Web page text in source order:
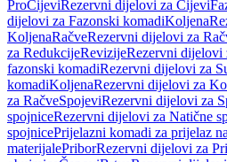
ProCijeviRezervni dijelovi za Cijevi
dijelovi za Fazonski komadiKoljena
KoljenaRačveRezervni dijelovi za
za RedukcijeRevizijeRezervni dijelovi
fazonski komadiRezervni dijelovi za
komadiKoljenaRezervni dijelovi za
za RačveSpojeviRezervni dijelovi za
spojniceRezervni dijelovi za Natične
spojnicePrijelazni komadi za prijelaz
materijalePriborRezervni dijelovi za